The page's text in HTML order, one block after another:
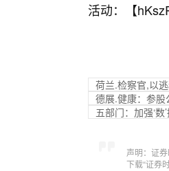
活动：【
荷兰.检察官,以
德展.健康：参
五部门：加强‘
声明：证
下载“证券